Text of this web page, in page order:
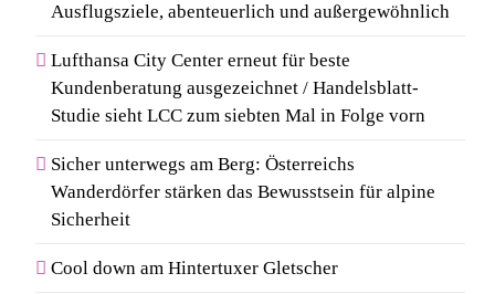
Ausflugsziele, abenteuerlich und außergewöhnlich
Lufthansa City Center erneut für beste
Kundenberatung ausgezeichnet / Handelsblatt-
Studie sieht LCC zum siebten Mal in Folge vorn
Sicher unterwegs am Berg: Österreichs
Wanderdörfer stärken das Bewusstsein für alpine
Sicherheit
Cool down am Hintertuxer Gletscher